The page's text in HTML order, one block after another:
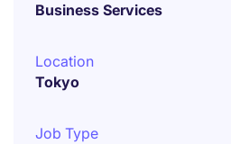
Business Services
Location
Tokyo
Job Type